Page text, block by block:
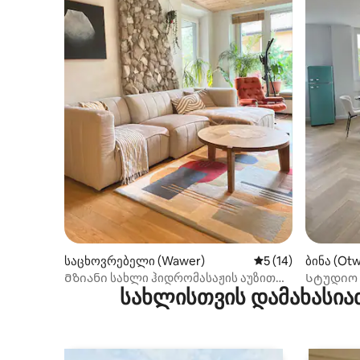
საცხოვრებელი (Wawer) საშუალო
5 (14)
Მზიანი სახლი ჰიდრომასაჟის აუზით
ბინა
Სტუდიო
ოტვოკში
სახლისთვის